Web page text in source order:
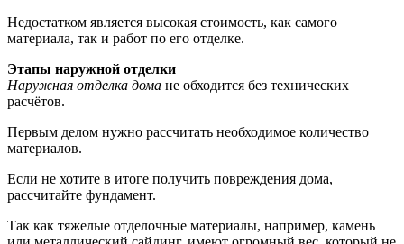
Недостатком является высокая стоимость, как самого
материала, так и работ по его отделке.
Этапы наружной отделки
Наружная отделка дома не обходится без технических
расчётов.
Первым делом нужно рассчитать необходимое количество
материалов.
Если не хотите в итоге получить повреждения дома,
рассчитайте фундамент.
Так как тяжелые отделочные материалы, например, камень